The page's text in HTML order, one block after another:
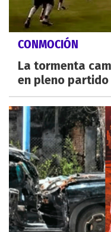
CONMOCIÓN
La tormenta
en pleno